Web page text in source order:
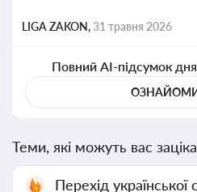
LIGA ZAKON,31 травня 2026
Повний AI-підсумок
Теми, які можуть вас
Перехід